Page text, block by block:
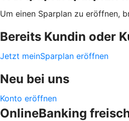
Um einen Sparplan zu eröffnen,
Bereits Kundin oder
Jetzt meinSparplan eröffnen
Neu bei uns
Konto eröffnen
OnlineBanking